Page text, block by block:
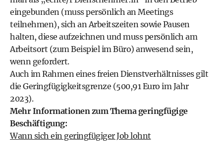
eingebunden (muss persönlich an Meetings
teilnehmen), sich an Arbeitszeiten sowie Pausen
halten, diese aufzeichnen und muss persönlich am
Arbeitsort (zum Beispiel im Büro) anwesend sein,
wenn gefordert.
Auch im Rahmen eines freien Dienstverhältnisses gilt
die Geringfügigkeitsgrenze (500,91 Euro im Jahr
2023).
Mehr Informationen zum Thema geringfügige
Beschäftigung:
Wann sich ein geringfügiger Job lohnt